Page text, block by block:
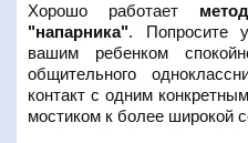
Хорошо работает
"напарника". Попросите
вашим ребенком
общительного
контакт с одним
мостиком к более широкой